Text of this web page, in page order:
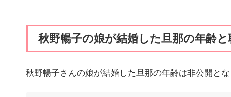
秋野暢子の娘が結婚した旦那の年齢
秋野暢子さんの娘が結婚した旦那の年齢は非公開とな